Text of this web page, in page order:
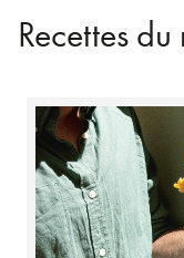
Recettes